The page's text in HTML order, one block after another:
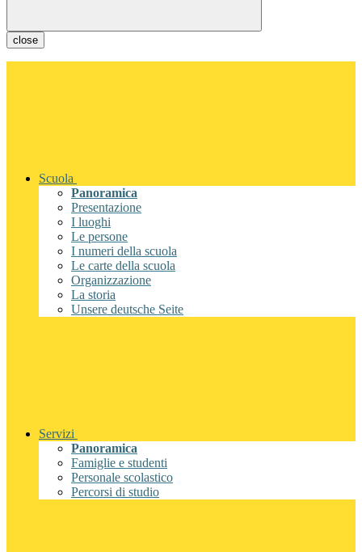
close
Scuola
Panoramica
Presentazione
I luoghi
Le persone
I numeri della scuola
Le carte della scuola
Organizzazione
La storia
Unsere deutsche Seite
Servizi
Panoramica
Famiglie e studenti
Personale scolastico
Percorsi di studio